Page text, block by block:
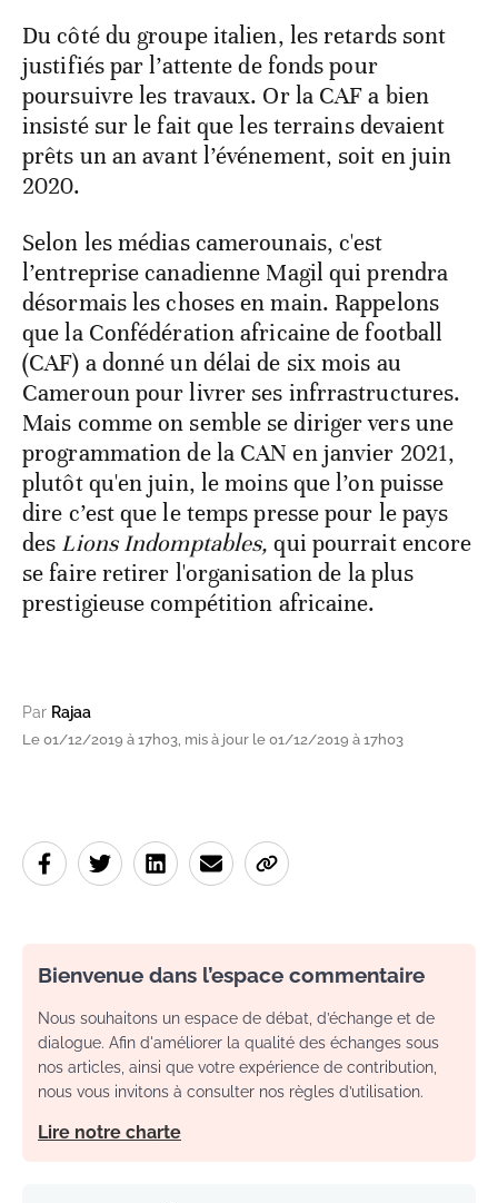
Du côté du groupe italien, les retards sont
justifiés par l’attente de fonds pour
poursuivre les travaux. Or la CAF a bien
insisté sur le fait que les terrains devaient
prêts un an avant l’événement, soit en juin
2020.
Selon les médias camerounais, c'est
l’entreprise canadienne Magil qui prendra
désormais les choses en main. Rappelons
que la Confédération africaine de football
(CAF) a donné un délai de six mois au
Cameroun pour livrer ses infrrastructures.
Mais comme on semble se diriger vers une
programmation de la CAN en janvier 2021,
plutôt qu'en juin, le moins que l’on puisse
dire c’est que le temps presse pour le pays
des Lions Indomptables,qui pourrait encore
se faire retirer l'organisation de la plus
prestigieuse compétition africaine.
Par Rajaa
Le 01/12/2019 à 17h03, mis à jour le 01/12/2019 à 17h03
Bienvenue dans l’espace commentaire
Nous souhaitons un espace de débat, d’échange et de
dialogue. Afin d'améliorer la qualité des échanges sous
nos articles, ainsi que votre expérience de contribution,
nous vous invitons à consulter nos règles d’utilisation.
Lire notre charte